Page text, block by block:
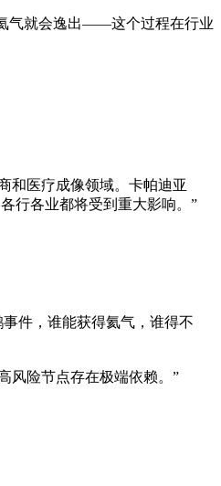
气就会逸出——这个过程在行业
和医疗成像领域。卡帕迪亚
行各业都将受到重大影响。”
件，谁能获得氦气，谁得不
风险节点存在极端依赖。”